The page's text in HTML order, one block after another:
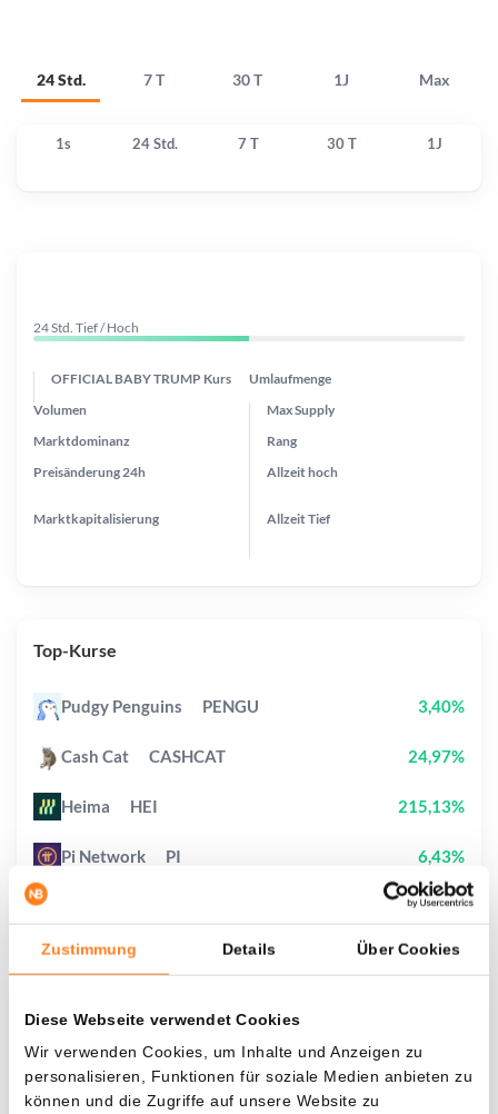
Zustimmung Details Über Cookies
Diese Webseite verwendet Cookies
Wir verwenden Cookies, um Inhalte und Anzeigen zu
personalisieren, Funktionen für soziale Medien anbieten zu
können und die Zugriffe auf unsere Website zu
24 Std. 7 T 30 T 1J Max
1s 24 Std. 7 T 30 T 1J
Was, wenn ich...?
Zie hoeveel waarde je vandaag zou hebben als
je dollar-cost averaging had toegepast op
24 Std. Tief / Hoch
OFFICIAL BABY TRUMP Kurs Umlaufmenge
Preisänderung 24h
Max Supply
Marktdominanz
Marktkapitalisierung
Volumen
Rang
Allzeithoch
AllzeitTief
Top-Kurse
Pudgy Penguins PENGU 3,40%
Cash Cat CASHCAT 24,97%
Heima HEI 215,13%
Pi Network PI 6,43%
54,20%